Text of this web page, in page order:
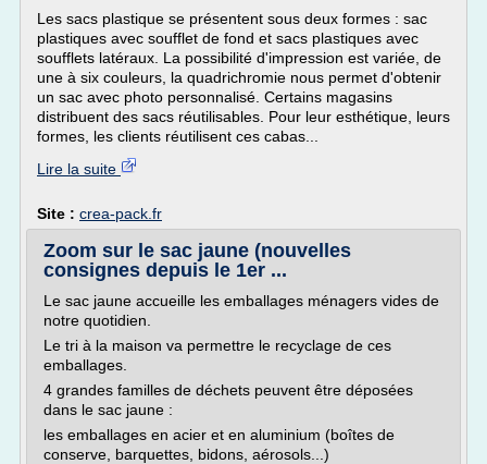
Les sacs plastique se présentent sous deux formes : sac
plastiques avec soufflet de fond et sacs plastiques avec
soufflets latéraux. La possibilité d'impression est variée, de
une à six couleurs, la quadrichromie nous permet d'obtenir
un sac avec photo personnalisé. Certains magasins
distribuent des sacs réutilisables. Pour leur esthétique, leurs
formes, les clients réutilisent ces cabas...
Lire la suite
Site : crea-pack.fr
Zoom sur le sac jaune (nouvelles
consignes depuis le 1er ...
Le sac jaune accueille les emballages ménagers vides de
notre quotidien.
Le tri à la maison va permettre le recyclage de ces
emballages.
4 grandes familles de déchets peuvent être déposées
dans le sac jaune :
les emballages en acier et en aluminium (boîtes de
conserve, barquettes, bidons, aérosols...)